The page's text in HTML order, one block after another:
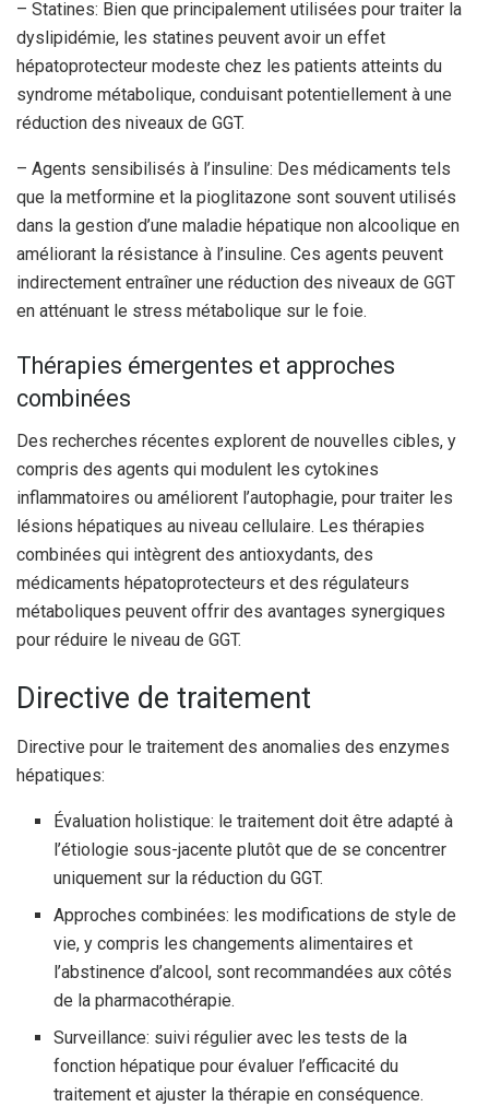
– Statines: Bien que principalement utilisées pour traiter la
dyslipidémie, les statines peuvent avoir un effet
hépatoprotecteur modeste chez les patients atteints du
syndrome métabolique, conduisant potentiellement à une
réduction des niveaux de GGT.
– Agents sensibilisés à l’insuline: Des médicaments tels
que la metformine et la pioglitazone sont souvent utilisés
dans la gestion d’une maladie hépatique non alcoolique en
améliorant la résistance à l’insuline. Ces agents peuvent
indirectement entraîner une réduction des niveaux de GGT
en atténuant le stress métabolique sur le foie.
Thérapies émergentes et approches
combinées
Des recherches récentes explorent de nouvelles cibles, y
compris des agents qui modulent les cytokines
inflammatoires ou améliorent l’autophagie, pour traiter les
lésions hépatiques au niveau cellulaire. Les thérapies
combinées qui intègrent des antioxydants, des
médicaments hépatoprotecteurs et des régulateurs
métaboliques peuvent offrir des avantages synergiques
pour réduire le niveau de GGT.
Directive de traitement
Directive pour le traitement des anomalies des enzymes
hépatiques:
Évaluation holistique: le traitement doit être adapté à
l’étiologie sous-jacente plutôt que de se concentrer
uniquement sur la réduction du GGT.
Approches combinées: les modifications de style de
vie, y compris les changements alimentaires et
l’abstinence d’alcool, sont recommandées aux côtés
de la pharmacothérapie.
Surveillance: suivi régulier avec les tests de la
fonction hépatique pour évaluer l’efficacité du
traitement et ajuster la thérapie en conséquence.